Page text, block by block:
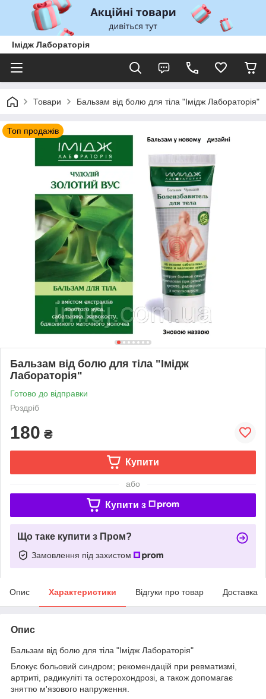
Імідж Лабораторія
Товари Бальзам від болю для тіла "Імідж Лабораторія"
Топ продажів
Бальзам від болю для тіла "Імідж
Лабораторія"
Готово до відправки
Роздріб
180 ₴
Купити
або
Купити з
Що таке купити з Пром?
Замовлення під захистом
Опис Характеристики Відгуки про товар Доставка
Опис
Бальзам від болю для тіла "Імідж Лабораторія"
Блокує больовий синдром; рекомендацій при ревматизмі,
артриті, радикуліті та остерохондрозі, а також допомагає
зняттю м'язового напруження.